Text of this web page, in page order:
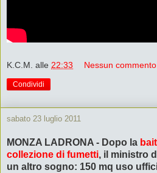
K.C.M. alle 22:33 Nessun
Condividi
sabato 23 luglio 2011
MONZA LADRONA - Dopo la
collezione di fumetti, il ministro
un altro sogno: 150 mq uso